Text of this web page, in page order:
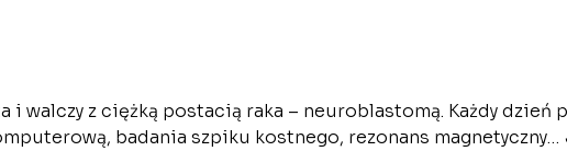
i walczy z ciężką postacią raka – neuroblastomą. Każdy
badania szpiku kostnego, rezonans